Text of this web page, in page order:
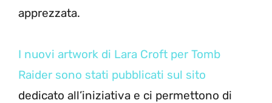
apprezzata.
I nuovi artwork di Lara Croft per Tomb
Raider sono stati pubblicati sul sito
dedicato all’iniziativa e ci permettono di